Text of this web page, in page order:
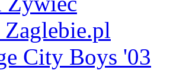
City Boys '03